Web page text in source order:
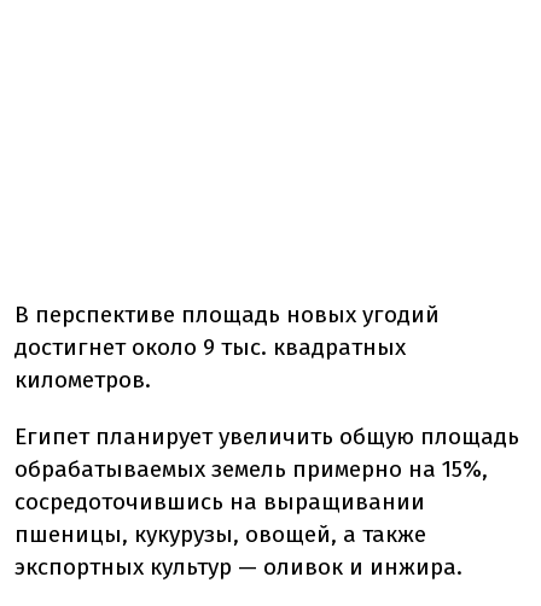
В перспективе площадь новых угодий
достигнет около 9 тыс. квадратных
километров.
Египет планирует увеличить общую площадь
обрабатываемых земель примерно на 15%,
сосредоточившись на выращивании
пшеницы, кукурузы, овощей, а также
экспортных культур — оливок и инжира.